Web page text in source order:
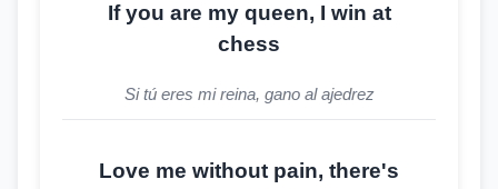
If you are my queen, I win at
chess
Si tú eres mi reina, gano al ajedrez
Love me without pain, there's